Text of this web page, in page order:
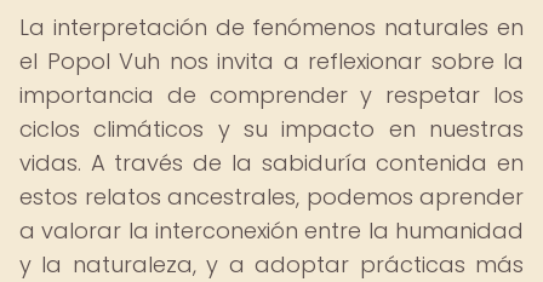
La interpretación de fenómenos naturales en
el Popol Vuh nos invita a reflexionar sobre la
importancia de comprender y respetar los
ciclos climáticos y su impacto en nuestras
vidas. A través de la sabiduría contenida en
estos relatos ancestrales, podemos aprender
a valorar la interconexión entre la humanidad
y la naturaleza, y a adoptar prácticas más